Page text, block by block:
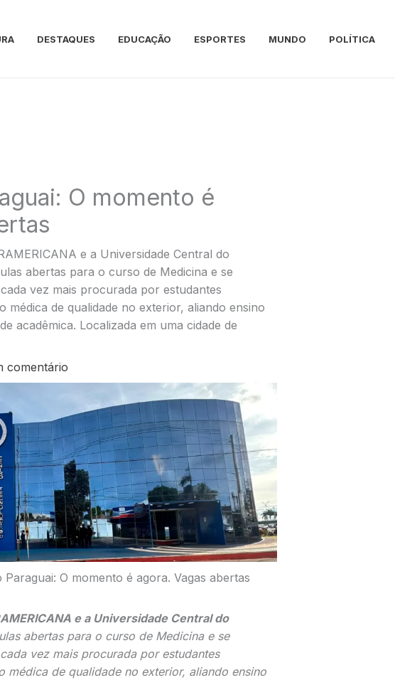
DESTAQUES EDUCAÇÃO ESPORTES MUNDO POLÍTICA
O momento é
e a Universidade Central do
abertas para o curso de Medicina e se
vez mais procurada por estudantes
médica de qualidade no exterior, aliando ensino
acadêmica. Localizada em uma cidade de
comentário
Paraguai: O momento é agora. Vagas abertas
e a Universidade Central do
abertas para o curso de Medicina e se
vez mais procurada por estudantes
médica de qualidade no exterior, aliando ensino